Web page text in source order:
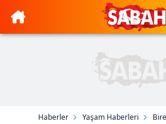
Haberler Yaşam Haberleri